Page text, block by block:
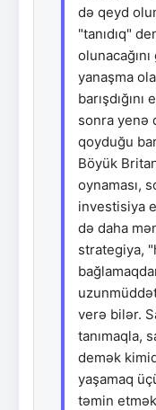
də qeyd
"tanıdıq"
yanaşma
sonra yenə
qoyduğu
Böyük
oynaması,
investisiya
də daha
strategiya,
verə bilər.
tanımaqla,
demək
yaşamaq
təmin